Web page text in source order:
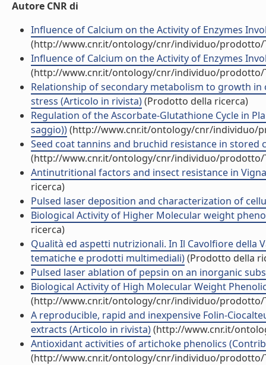
Autore CNR di
Influence of Calcium on the Activity of Enzymes
(http://www.cnr.it/ontology/cnr/individuo/prodotto/
Influence of Calcium on the Activity of Enzymes
(http://www.cnr.it/ontology/cnr/individuo/prodotto/
Relationship of secondary metabolism to growth
stress (Articolo in rivista)(Prodotto della ricerca)
Regulation of the Ascorbate-Glutathione Cycle in
saggio))(http://www.cnr.it/ontology/cnr/individuo/
Seed coat tannins and bruchid resistance in stored
(http://www.cnr.it/ontology/cnr/individuo/prodotto/
Antinutritional factors and insect resistance in
ricerca)
Pulsed laser deposition and characterization of
Biological Activity of Higher Molecular weight
ricerca)
Qualità ed aspetti nutrizionali. In Il Cavolfiore della
tematiche e prodotti multimediali)(Prodotto della
Pulsed laser ablation of pepsin on an inorganic
Biological Activity of High Molecular Weight
(http://www.cnr.it/ontology/cnr/individuo/prodotto/
A reproducible, rapid and inexpensive Folin-
extracts (Articolo in rivista)(http://www.cnr.it/
Antioxidant activities of artichoke phenolics
(http://www.cnr.it/ontology/cnr/individuo/prodotto/